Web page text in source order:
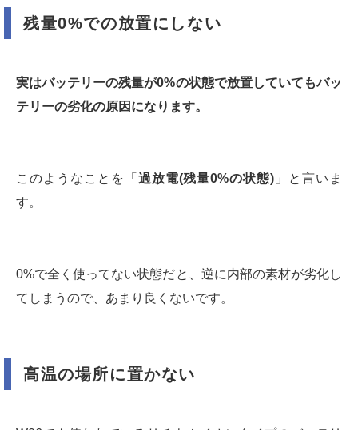
残量0%での放置にしない
実はバッテリーの残量が0%の状態で放置していてもバッ
テリーの劣化の原因になります。
このようなことを「 過放電(残量0%の状態) 」と言いま
す。
0%で全く使ってない状態だと、逆に内部の素材が劣化し
てしまうので、あまり良くないです。
高温の場所に置かない